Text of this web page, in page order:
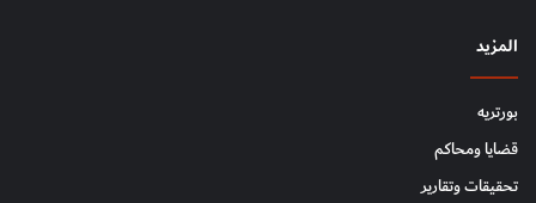
المزيد
بورتريه
قضايا ومحاكم
تحقيقات وتقارير